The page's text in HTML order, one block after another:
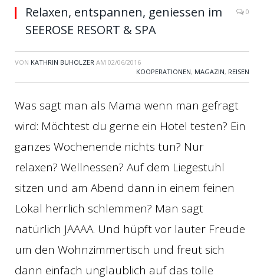
Relaxen, entspannen, geniessen im
SEEROSE RESORT & SPA
0
VON KATHRIN BUHOLZER AM 02/06/2016
KOOPERATIONEN, MAGAZIN, REISEN
Was sagt man als Mama wenn man gefragt
wird: Möchtest du gerne ein Hotel testen? Ein
ganzes Wochenende nichts tun? Nur
relaxen? Wellnessen? Auf dem Liegestuhl
sitzen und am Abend dann in einem feinen
Lokal herrlich schlemmen? Man sagt
natürlich JAAAA. Und hüpft vor lauter Freude
um den Wohnzimmertisch und freut sich
dann einfach unglaublich auf das tolle